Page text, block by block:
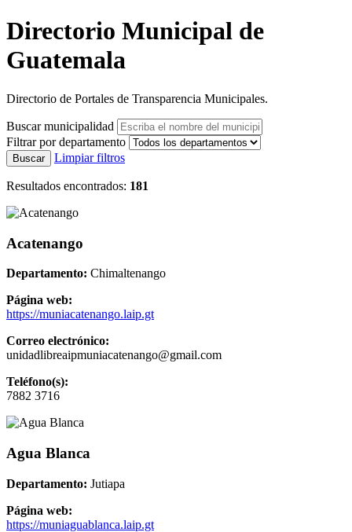
Directorio Municipal de
Guatemala
Directorio de Portales de Transparencia Municipales.
Buscar municipalidad
Filtrar por departamento
Buscar Limpiar filtros
Resultados encontrados: 181
Acatenango
Departamento: Chimaltenango
Página web:
https://muniacatenango.laip.gt
Correo electrónico:
unidadlibreaipmuniacatenango@gmail.com
Teléfono(s):
7882 3716
Agua Blanca
Departamento: Jutiapa
Página web:
https://muniaguablanca.laip.gt